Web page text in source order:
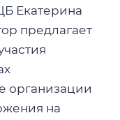
Екатерина
предлагает
организации
на